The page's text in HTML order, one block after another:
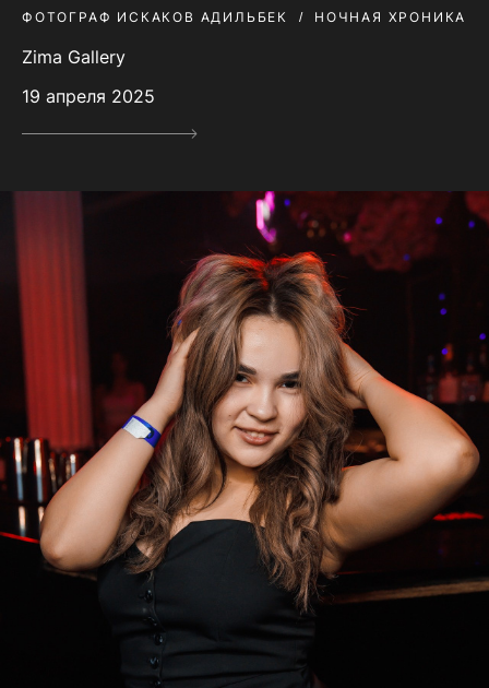
ФОТОГРАФ ИСКАКОВ АДИЛЬБЕК НОЧНАЯ ХРОНИКА
Zima Gallery
19 апреля 2025